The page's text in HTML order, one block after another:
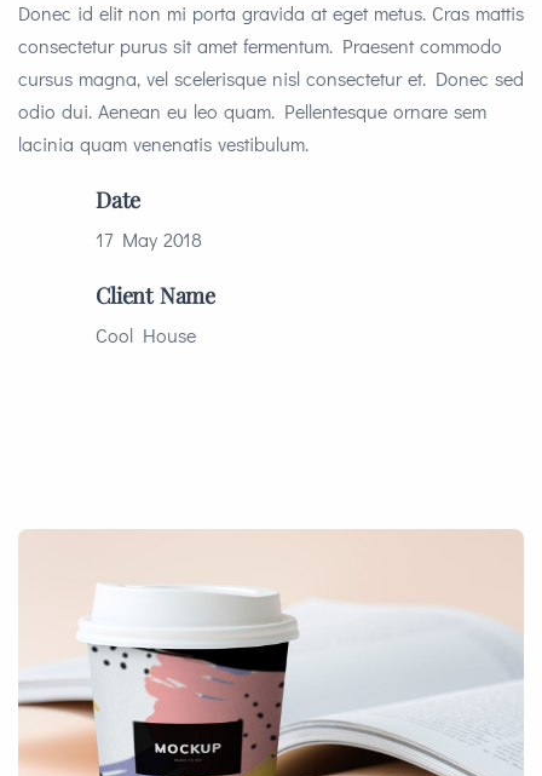
Donec id elit non mi porta gravida at eget metus. Cras mattis
consectetur purus sit amet fermentum. Praesent commodo
cursus magna, vel scelerisque nisl consectetur et. Donec sed
odio dui. Aenean eu leo quam. Pellentesque ornare sem
lacinia quam venenatis vestibulum.
Date
17 May 2018
Client Name
Cool House